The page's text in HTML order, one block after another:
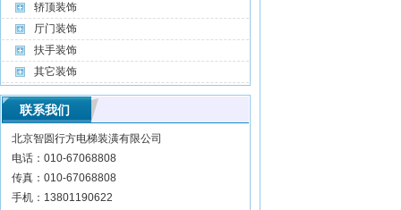
轿顶装饰
厅门装饰
扶手装饰
其它装饰
联系我们
北京智圆行方电梯装潢有限公司
电话：010-67068808
传真：010-67068808
手机：13801190622